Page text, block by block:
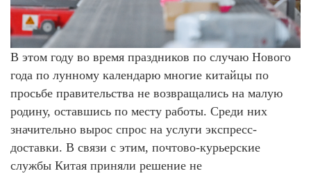
В этом году во время праздников по случаю Нового
года по лунному календарю многие китайцы по
просьбе правительства не возвращались на малую
родину, оставшись по месту работы. Среди них
значительно вырос спрос на услуги экспресс-
доставки. В связи с этим, почтово-курьерские
службы Китая приняли решение не